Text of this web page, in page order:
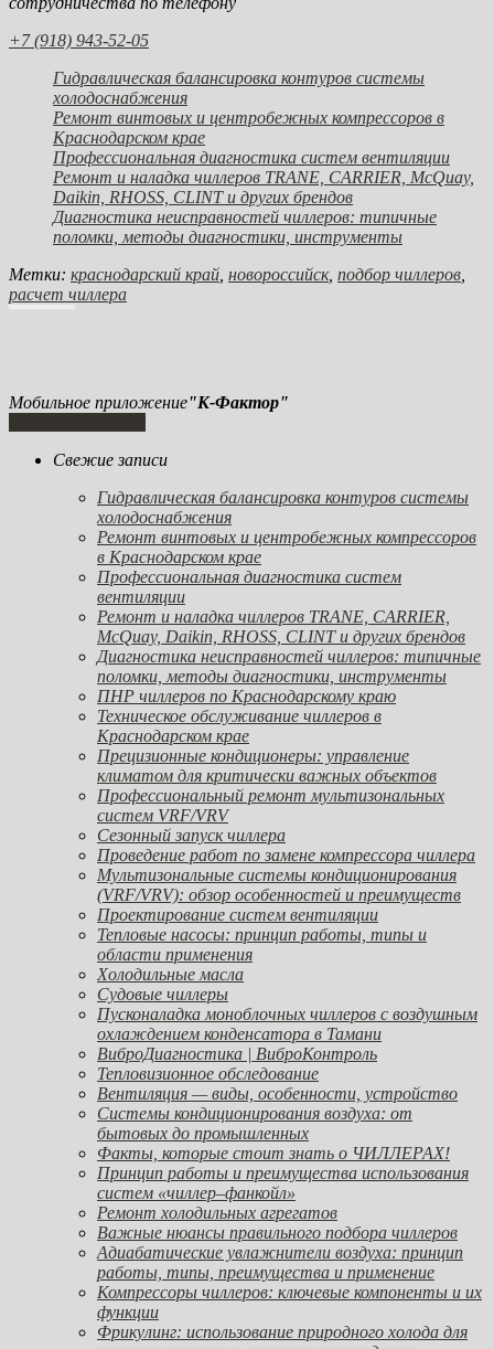
+7 (918) 943-52-05
Гидравлическая балансировка контуров системы
холодоснабжения
Ремонт винтовых и центробежных компрессоров в
Краснодарском крае
Профессиональная диагностика систем вентиляции
Ремонт и наладка чиллеров TRANE, CARRIER, McQuay,
Daikin, RHOSS, CLINT и других брендов
Диагностика неисправностей чиллеров: типичные
поломки, методы диагностики, инструменты
Метки: краснодарский край новороссийск, подбор чиллеров
расчет чиллера
Мобильное приложение"К-Фактор"
Свежие записи
Гидравлическая балансировка контуров системы
холодоснабжения
Ремонт винтовых и центробежных компрессоров
в Краснодарском крае
Профессиональная диагностика систем
вентиляции
Ремонт и наладка чиллеров TRANE, CARRIER,
McQuay, Daikin, RHOSS, CLINT и других брендов
Диагностика неисправностей чиллеров: типичные
поломки, методы диагностики, инструменты
ПНР чиллеров по Краснодарскому краю
Техническое обслуживание чиллеров в
Краснодарском крае
Прецизионные кондиционеры: управление
климатом для критически важных объектов
Профессиональный ремонт мультизональных
систем VRF/VRV
Сезонный запуск чиллера
Проведение работ по замене компрессора чиллера
Мультизональные системы кондиционирования
(VRF/VRV): обзор особенностей и преимуществ
Проектирование систем вентиляции
Тепловые насосы: принцип работы, типы и
области применения
Холодильные масла
Судовые чиллеры
Пусконаладка моноблочных чиллеров с воздушным
охлаждением конденсатора в Тамани
ВиброДиагностика | ВиброКонтроль
Тепловизионное обследование
Вентиляция — виды, особенности, устройство
Системы кондиционирования воздуха: от
бытовых до промышленных
Факты, которые стоит знать о ЧИЛЛЕРАХ!
Принцип работы и преимущества использования
систем «чиллер–фанкойл»
Ремонт холодильных агрегатов
Важные нюансы правильного подбора чиллеров
Адиабатические увлажнители воздуха: принцип
работы, типы, преимущества и применение
Компрессоры чиллеров: ключевые компоненты и их
функции
Фрикулинг: использование природного холода для